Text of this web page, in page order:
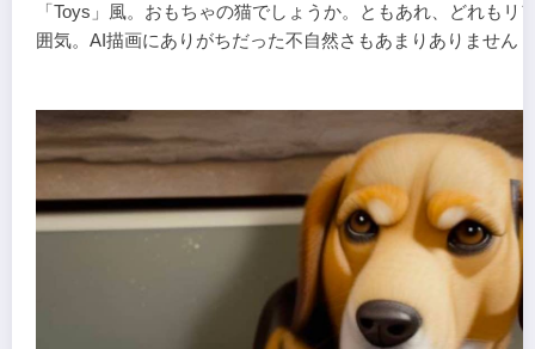
「Toys」風。おもちゃの猫でしょうか。ともあれ、どれもリ
囲気。AI描画にありがちだった不自然さもあまりありません